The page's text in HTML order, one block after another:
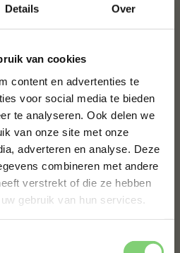
Details Over
van cookies
content en advertenties te
voor social media te bieden
te analyseren. Ook delen we
van onze site met onze
adverteren en analyse. Deze
combineren met andere
verstrekt of die ze hebben
gebruik van hun services.
BEEF RUB
€ 9,95
SUNNY STUFF RUB
€ 10,95
en ontvang direct
bestelling.